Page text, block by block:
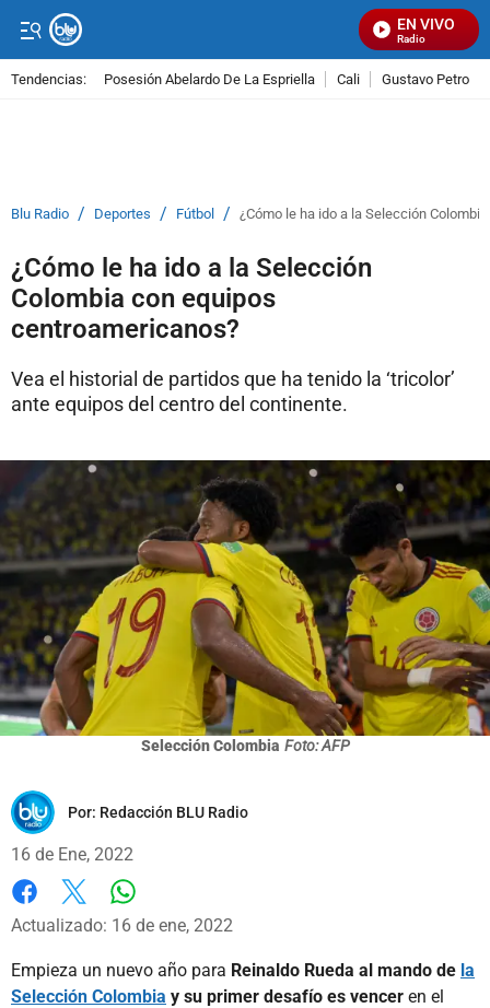
EN VIVO
Señal Visual Radio
Tendencias: Posesión Abelardo De La Espriella Cali Gustavo Petro
Blu Radio / Deportes / Fútbol / ¿Cómo le ha ido a la Selección
¿Cómo le ha ido a la Selección
Colombia con equipos
centroamericanos?
Vea el historial de partidos que ha tenido la ‘tricolor’
ante equipos del centro del continente.
Selección Colombia Foto: AFP
Por: Redacción BLU Radio
16 de Ene, 2022
Facebook
X
Actualizado: 16 de ene, 2022
Empieza un nuevo año para Reinaldo Rueda al mando de la
Selección Colombia y su primer desafío es vencer en el